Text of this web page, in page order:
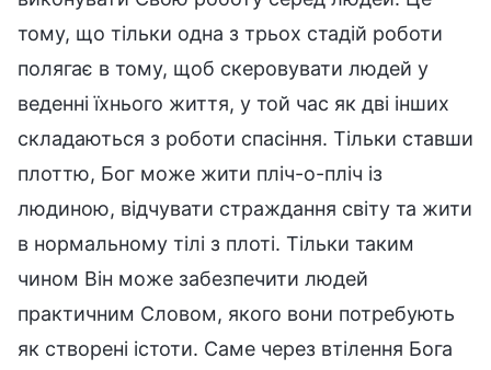
тому, що тільки одна з трьох стадій роботи
полягає в тому, щоб скеровувати людей у
веденні їхнього життя, у той час як дві інших
складаються з роботи спасіння. Тільки ставши
плоттю, Бог може жити пліч-о-пліч із
людиною, відчувати страждання світу та жити
в нормальному тілі з плоті. Тільки таким
чином Він може забезпечити людей
практичним Словом, якого вони потребують
як створені істоти. Саме через втілення Бога